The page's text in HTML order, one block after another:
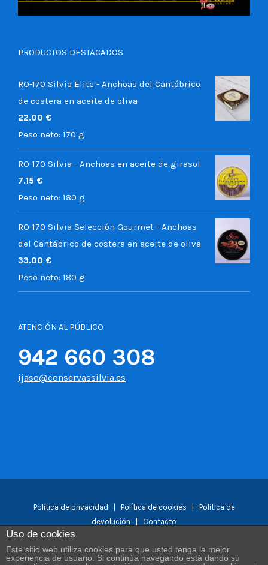
PRODUCTOS DESTACADOS
RO-170 Silvia Elite - Anchoas del Cantábrico
de costera en aceite de oliva
22.00 €
Peso neto: 170 g
RO-170 Silvia - Anchoas en aceite de girasol
7.15 €
Peso neto: 180 g
RO-170 Silvia Selección Gourmet - Anchoas
del Cantábrico de costera en aceite de oliva
33.00 €
Peso neto: 180 g
ATENCIÓN AL PÚBLICO
942 660 308
ijaso@conservassilvia.es
Política de privacidad | Política de cookies | Política de
devolución | Contacto
FacebookYouTubeInstagram
Uso de cookies
Este sitio web utiliza cookies para que usted tenga la mejor
experiencia de usuario. Si continúa navegando está dando su